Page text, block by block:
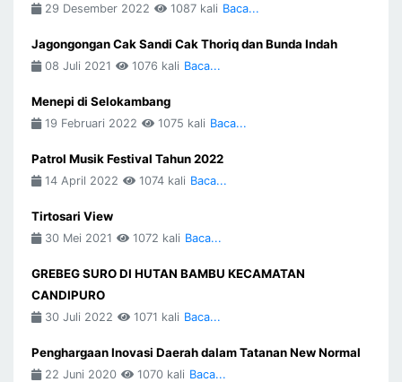
29 Desember 2022 1087 kali Baca...
Jagongongan Cak Sandi Cak Thoriq dan Bunda Indah
08 Juli 2021 1076 kali Baca...
Menepi di Selokambang
19 Februari 2022 1075 kali Baca...
Patrol Musik Festival Tahun 2022
14 April 2022 1074 kali Baca...
Tirtosari View
30 Mei 2021 1072 kali Baca...
GREBEG SURO DI HUTAN BAMBU KECAMATAN
CANDIPURO
30 Juli 2022 1071 kali Baca...
Penghargaan Inovasi Daerah dalam Tatanan New Normal
22 Juni 2020 1070 kali Baca...